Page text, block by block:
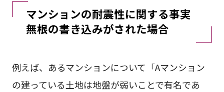
マンションの耐震性に関する事実
無根の書き込みがされた場合
例えば、あるマンションについて「Aマンション
の建っている土地は地盤が弱いことで有名であ